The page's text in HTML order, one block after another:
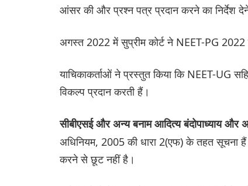
आंसर की और प्रश्न पत्र प्रदान करने का निर्देश
अगस्त 2022 में सुप्रीम कोर्ट ने NEET-PG 2022
याचिकाकर्ताओं ने प्रस्तुत किया कि NEET-UG
विकल्प प्रदान करती हैं।
सीबीएसई और अन्य बनाम आदित्य बंदोपाध्याय और
अधिनियम, 2005 की धारा 2(एफ) के तहत सूचना
करने से छूट नहीं है।